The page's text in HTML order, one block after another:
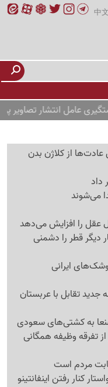
中文
انتشار تصاویر پرتاب
از کلاژن بدن
داد
می‌شوند
عقل را افزایش می‌دهد
دیگر قطر را دشمنی
ایرانی
جدید تقابل با عربستان
به کشتی‌های سعودی
تفرقه وظیفه همگانی
مردم است
کنار رفتن اینفانتینو